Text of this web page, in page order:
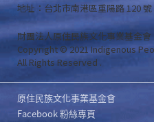
地址：台北市南港區重陽路 120 號
財團法人原住民族文化事業基金會
Copyright © 2021 Indigenous
All Rights Reserved .
原住民族文化事業基金會
Facebook 粉絲專頁